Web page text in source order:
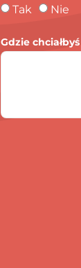
Tak Nie
Gdzie